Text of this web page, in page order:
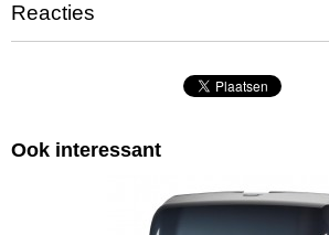
Reacties
Ook interessant